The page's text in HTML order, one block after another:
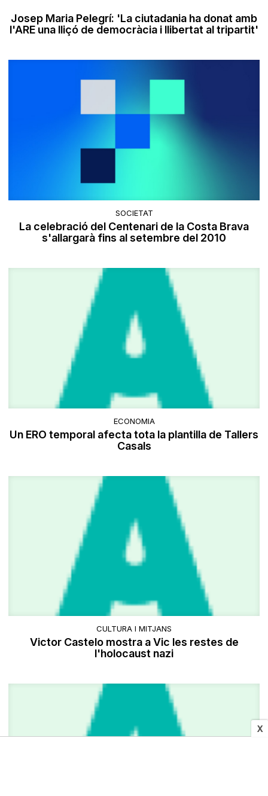
X
Josep Maria Pelegrí: 'La ciutadania ha donat amb
l'ARE una lliçó de democràcia i llibertat al tripartit'
SOCIETAT
La celebració del Centenari de la Costa Brava
s'allargarà fins al setembre del 2010
ECONOMIA
Un ERO temporal afecta tota la plantilla de Tallers
Casals
CULTURA I MITJANS
Victor Castelo mostra a Vic les restes de
l'holocaust nazi